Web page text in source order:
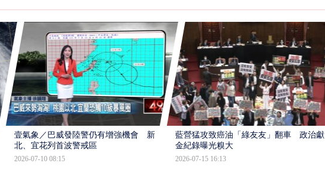
壹氣象／巴威發陸警仍有增強機會 新
北、宜花列首波警戒區
2026-07-10 08:15
藍營猛攻致癌油「綠友友」翻車 政治獻
金紀錄曝光糗大
2026-07-15 16:13